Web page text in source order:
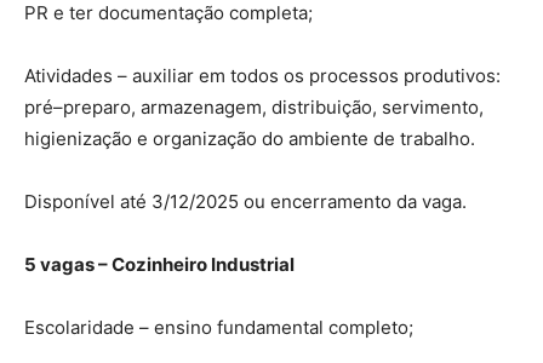
PR e ter documentação completa;
Atividades – auxiliar em todos os processos produtivos:
pré–preparo, armazenagem, distribuição, servimento,
higienização e organização do ambiente de trabalho.
Disponível até 3/12/2025 ou encerramento da vaga.
5 vagas – Cozinheiro Industrial
Escolaridade – ensino fundamental completo;